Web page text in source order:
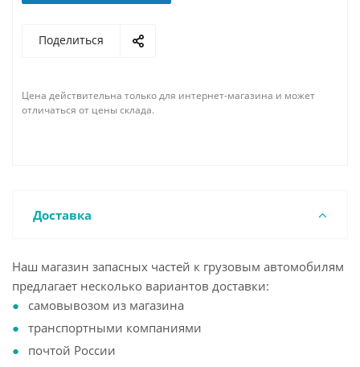
Поделиться
Цена действительна только для интернет-магазина и может
отличаться от цены склада.
Доставка
Наш магазин запасных частей к грузовым автомобилям
предлагает несколько вариантов доставки:
самовывозом из магазина
транспортными компаниями
почтой России